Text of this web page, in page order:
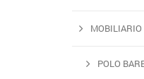
MOBILIARIO
POLO